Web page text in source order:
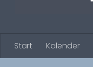
Start Kalender